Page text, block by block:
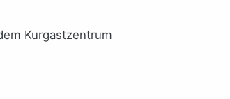
Kurgastzentrum